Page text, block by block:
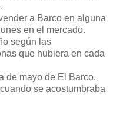
a Barco en alguna
en el mercado.
según las
que hubiera en cada
de mayo de El Barco.
se acostumbraba